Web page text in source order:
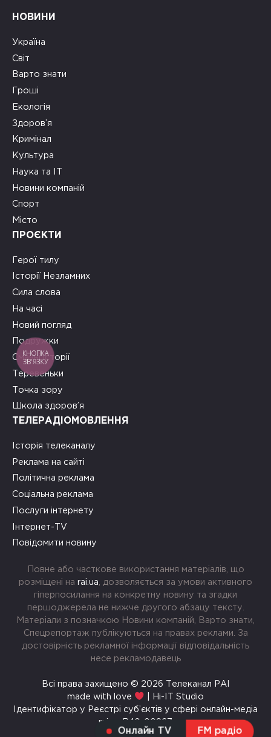
Онлайн TV FM радіо
НОВИНИ
Україна
Світ
Варто знати
Гроші
Екологія
Здоров’я
Кримінал
Культура
Наука та ІТ
Новини компаній
Спорт
Місто
ПРОЄКТИ
Герої тилу
Історії Незламних
Сила слова
На часі
Новий погляд
Подружки
Смачні історії
Теревеньки
Точка зору
Школа здоров’я
ТЕЛЕРАДІОМОВЛЕННЯ
Історія телеканалу
Реклама на сайті
Політична реклама
Соціальна реклама
Послуги інтернету
Інтернет-TV
Повідомити новину
Повне або часткове використання матеріалів, що
розміщені на rai.ua , дозволяється за умови активного
гіперпосилання на конкретну новину та згадки
першоджерела не нижче другого абзацу тексту.
Матеріали з позначкою Новини компаній, Варто знати,
Спецрепортаж публікуються на правах реклами. За
достовірність рекламної інформації відповідальність
несе рекламодавець
Всі права захищено © 2026 Телеканал РАІ
made with love
| Hi-IT Studio
Ідентифікатор у Реєстрі суб’єктів у сфері онлайн-медіа
rai.ua R40-00967
КНОПКА
ЗВ'ЯЗКУ